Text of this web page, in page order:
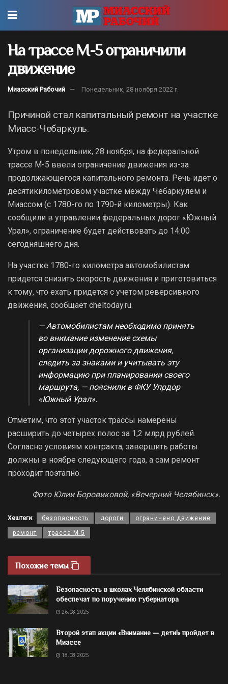
На трассе М-5 ограничили
движение
Миасский Рабочий Понедельник, 28 ноября 2022 г.
Причиной стал капитальный ремонт на участке
Миасс-Чебаркуль.
Утром в понедельник, 28 ноября, на федеральной
трассе М-5 ввели ограничение движения из-за
продолжающегося капитального ремонта. Речь идет о
десятикилометровом участке между Чебаркулем и
Миассом (с 1780-го по 1790-й километры). Как
сообщили в управлении федеральных дорог «Южный
Урал», ограничение будет действовать до 14:00
сегодняшнего дня.
На участке 1780-го километра автомобилистам
придется снизить скорость движения и приготовиться
к тому, что ехать придется с учетом реверсивного
движения, сообщает cheltoday.ru.
— Автомобилистам необходимо принять
во внимание изменение схемы
организации дорожного движения,
следить за знаками и учитывать эту
информацию при планировании своего
маршрута, — пояснили в ФКУ Упрдор
«Южный Урал».
Отметим, что этот участок трассы намерены
расширить до четырех полос за 1,2 млрд рублей.
Согласно условиям контракта, завершить работы
должны в ноябре следующего года, а сам ремонт
проходит поэтапно.
Фото Юлии Боровиковой, «Вечерний Челябинск».
Хештеги: безопасность дороги ограничено движение
ремонт трасса М-5
Похожие темы
Безопасность в школах Челябинской области
обеспечат по поручению губернатора
26.08.2025
Второй этап акции «Внимание — дети!» пройдет в
Миассе
18.08.2025